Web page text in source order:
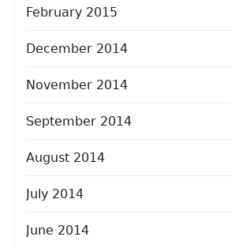
February 2015
December 2014
November 2014
September 2014
August 2014
July 2014
June 2014